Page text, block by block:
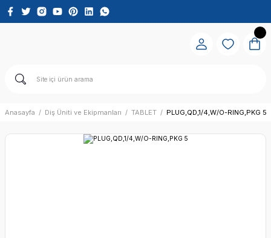
Anasayfa Diş Üniti ve Ekipmanları TABLET PLUG,QD,1/4,W/O-RING,PKG 5